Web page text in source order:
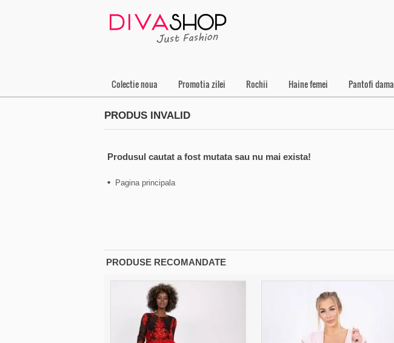
Colectie noua Promotia zilei Rochii Haine femei Pantofi dama
PRODUS INVALID
Produsul cautat a fost mutata sau nu mai exista!
• Pagina principala
PRODUSE RECOMANDATE